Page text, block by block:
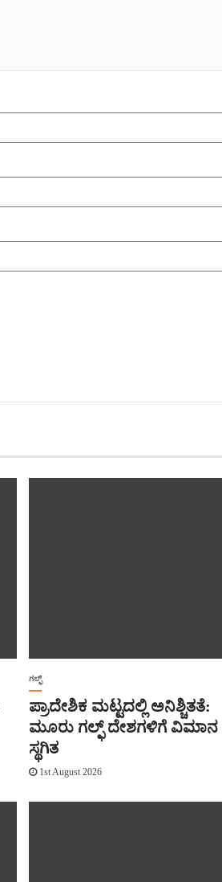
ಗಲ್ಫ್
ಪ್ರಾದೇಶಿಕ ಮಟ್ಟದಲ್ಲಿ ಅನಿಶ್ಚಿತತೆ:
ಮೂರು ಗಲ್ಫ್ ದೇಶಗಳಿಗೆ ವಿಮಾನ
ಸ್ಥಗಿತ
1st August 2026